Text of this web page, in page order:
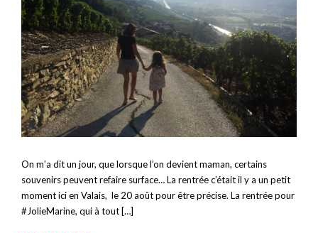
On m’a dit un jour, que lorsque l’on devient maman, certains
souvenirs peuvent refaire surface… La rentrée c’était il y a un petit
moment ici en Valais, le 20 août pour être précise. La rentrée pour
#JolieMarine, qui à tout […]